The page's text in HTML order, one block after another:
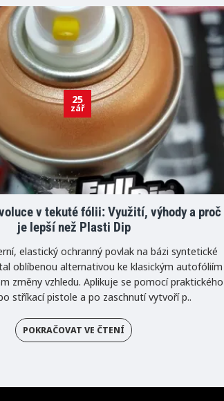
25
zář
v tekuté fólii: Využití, výhody a proč
je lepší než Plasti Dip
elastický ochranný povlak na bázi syntetické
oblíbenou alternativou ke klasickým autofóliím
změny vzhledu. Aplikuje se pomocí praktického
stříkací pistole a po zaschnutí vytvoří p..
POKRAČOVAT VE ČTENÍ